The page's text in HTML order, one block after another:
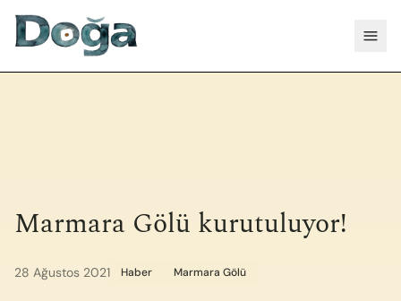
Marmara Gölü kurutuluyor!
28 Ağustos 2021 Haber Marmara Gölü